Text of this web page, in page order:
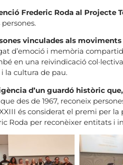
Frederic Roda al Projecte
vinculades als
d’emoció i memòria
en una reivindicació
la cultura de pau.
d’un guardó històric
que des de 1967, reconeix
és considerat el premi per
Roda per reconèixer entitats i